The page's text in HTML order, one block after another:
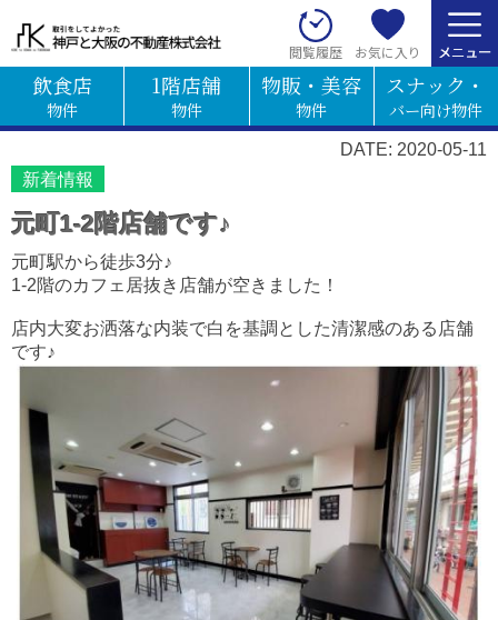
閲覧履歴 お気に入り
飲食店
物件
1階店舗
物件
物販・美容
物件
スナック・
バー向け物件
DATE: 2020-05-11
新着情報
元町1-2階店舗です♪
元町駅から徒歩3分♪
1-2階のカフェ居抜き店舗が空きました！
店内大変お洒落な内装で白を基調とした清潔感のある店舗
です♪